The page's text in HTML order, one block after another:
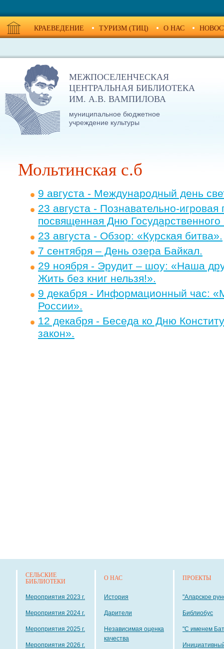
КРАЕВЕДЕНИЕ ТУРИЗМ (ТИЦ) О НАС
МЕЖПОСЕЛЕНЧЕСКАЯ
ЦЕНТРАЛЬНАЯ БИБЛИОТЕКА
ИМ. А.В. ВАМПИЛОВА
муниципальное бюджетное
учреждение культуры
Мольтинская с.б
9 августа - Международный день
23 августа - Познавательно-игровая
посвященная Дню Государственного
23 августа - Обзор: «Курская битва».
7 сентября – День озера Байкал.
29 ноября - Эрудит – шоу: «Наша
Жить без книг нельзя!».
9 декабря - Информационный час:
России».
12 декабря - Беседа ко Дню
закон».
СЕЛЬСКИЕ
БИБЛИОТЕКИ
Мероприятия 2023 г.
Мероприятия 2024 г.
Мероприятия 2025 г.
Мероприятия 2026 г.
О НАС
История
Дарители
Независимая оценка
качества
ПРОЕКТЫ
"Аларское
Библиобус
"С именем